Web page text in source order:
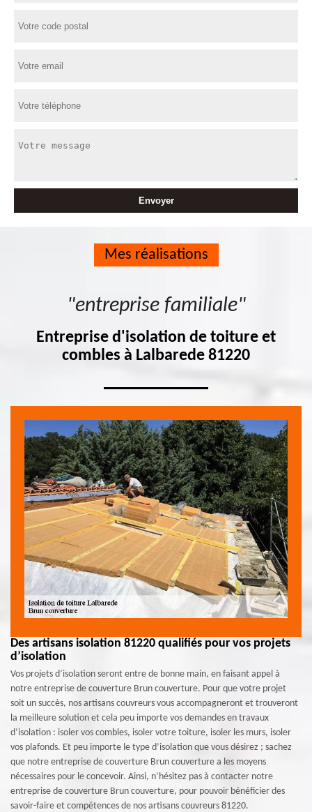
Mes réalisations
"entreprise familiale"
Entreprise d'isolation de toiture et
combles à Lalbarede 81220
Des artisans isolation 81220 qualifiés pour vos projets
d’isolation
Vos projets d’isolation seront entre de bonne main, en faisant appel à
notre entreprise de couverture Brun couverture. Pour que votre projet
soit un succès, nos artisans couvreurs vous accompagneront et trouveront
la meilleure solution et cela peu importe vos demandes en travaux
d’isolation : isoler vos combles, isoler votre toiture, isoler les murs, isoler
vos plafonds. Et peu importe le type d’isolation que vous désirez ; sachez
que notre entreprise de couverture Brun couverture a les moyens
nécessaires pour le concevoir. Ainsi, n’hésitez pas à contacter notre
entreprise de couverture Brun couverture, pour pouvoir bénéficier des
savoir-faire et compétences de nos artisans couvreurs 81220.